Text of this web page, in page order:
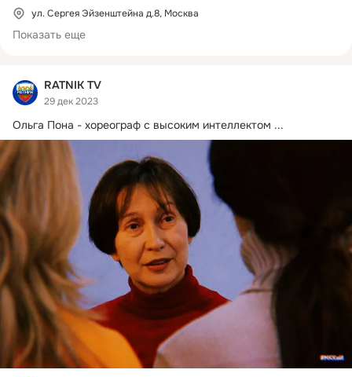
RATNIK TV
29 дек 2023
Ольга Пона - хореограф с высоким интеллектом ...
ул. Сергея Эйзенштейна д.8, Москва
Показать еще